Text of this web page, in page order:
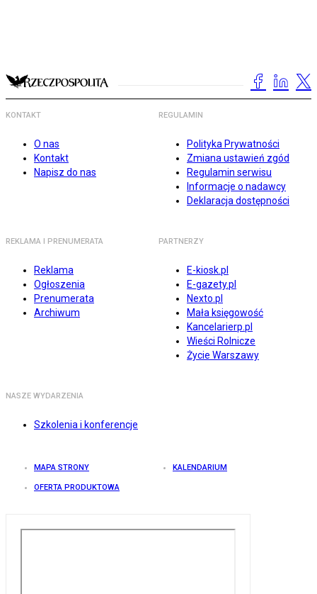
KONTAKT
O nas
Kontakt
Napisz do nas
REGULAMIN
Polityka Prywatności
Zmiana ustawień zgód
Regulamin serwisu
Informacje o nadawcy
Deklaracja dostępności
REKLAMA I PRENUMERATA
Reklama
Ogłoszenia
Prenumerata
Archiwum
PARTNERZY
E-kiosk.pl
E-gazety.pl
Nexto.pl
Mała księgowość
Kancelarierp.pl
Wieści Rolnicze
Życie Warszawy
NASZE WYDARZENIA
Szkolenia i konferencje
MAPA STRONY KALENDARIUM
OFERTA PRODUKTOWA